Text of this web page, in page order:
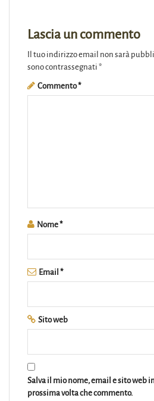
Lascia un commento
Il tuo indirizzo email non sarà
sono contrassegnati *
Commento*
Nome*
Email *
Sito web
Salva il mio nome, email e sito web
prossima volta che commento.